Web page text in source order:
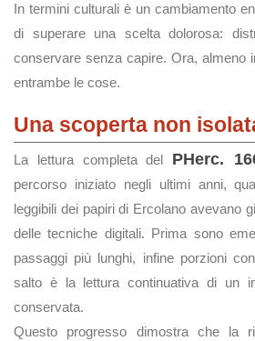
In termini culturali è un cambiamento
di superare una scelta dolorosa:
conservare senza capire. Ora, almeno
entrambe le cose.
Una scoperta non
La lettura completa del PHerc.
percorso iniziato negli ultimi anni,
leggibili dei papiri di Ercolano avevano
delle tecniche digitali. Prima sono
passaggi più lunghi, infine porzioni
salto è la lettura continuativa di un
conservata.
Questo progresso dimostra che la